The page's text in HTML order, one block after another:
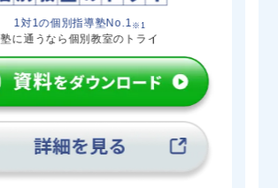
1対1の個別指導塾No.1 ※1
塾に通うなら個別教室のトライ